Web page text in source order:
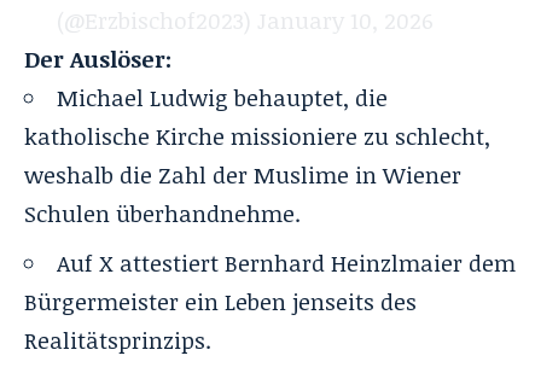
(@Erzbischof2023) January 10, 2026
Der Auslöser:
Michael Ludwig behauptet, die
katholische Kirche missioniere zu schlecht,
weshalb die Zahl der Muslime in Wiener
Schulen überhandnehme.
Auf X attestiert Bernhard Heinzlmaier dem
Bürgermeister ein Leben jenseits des
Realitätsprinzips.